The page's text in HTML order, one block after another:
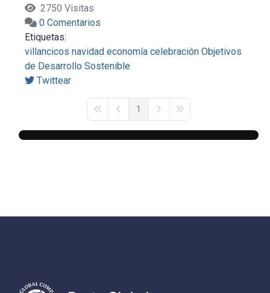
2750 Visitas
0 Comentarios
Etiquetas:
villancicos navidad economía celebración Objetivos
de Desarrollo Sostenible
Twittear
First PagePrevious Page
1
Next PageLast Page